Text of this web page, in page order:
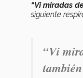
“Vi miradas
siguiente
“Vi